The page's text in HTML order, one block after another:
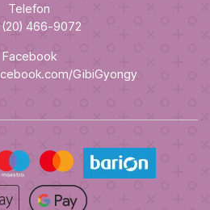
Telefon
466-9072
Facebook
GibiGyongy